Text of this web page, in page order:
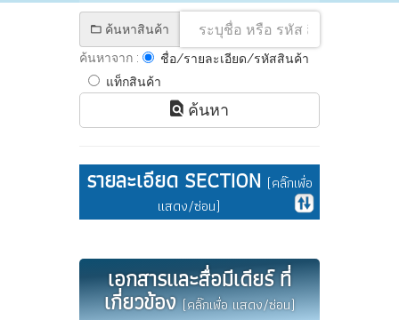
ค้นหาสินค้า
ค้นหาจาก :
ชื่อ/รายละเอียด/รหัสสินค้า
แท็กสินค้า
ค้นหา
รายละเอียด SECTION (คลิ๊กเพื่อ
แสดง/ซ่อน)
เอกสารและสื่อมีเดียร์ ที่
เกี่ยวข้อง(คลิ๊กเพื่อ แสดง/ซ่อน)